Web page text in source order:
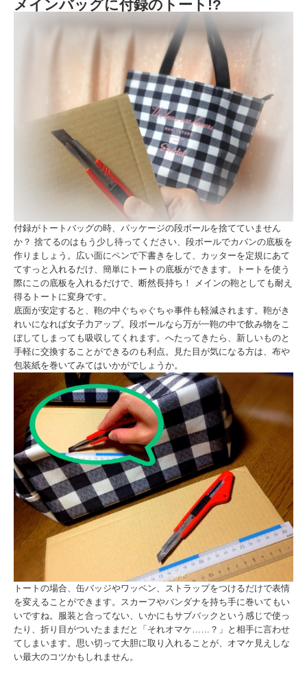
メインバッグに付録のトート!?
付録がトートバッグの時、パッケージの段ボールを捨てていません
か？ 捨てるのはもう少し待ってください、段ボールでカバンの底板を
作りましょう。広い面にペンで下書きをして、カッターを定規にあて
てすっと入れるだけ、簡単にトートの底板ができます。トートを使う
際にこの底板を入れるだけで、断然長持ち！ メインの鞄としても耐え
得るトートに変身です。
底面が安定すると、鞄の中ぐちゃぐちゃ事件も軽減されます。鞄がき
れいになれば女子力アップ。段ボールなら万が一鞄の中で飲み物をこ
ぼしてしまっても吸収してくれます。へたってきたら、新しいものと
手軽に交換することができるのも利点。見た目が気になる方は、布や
包装紙を巻いてみてはいかがでしょうか。
トートの場合、缶バッジやワッペン、ストラップをつけるだけで表情
を変えることができます。スカーフやバンダナを持ち手に巻いてもい
いですね。服装と合ってない、いかにもサブバックという感じで使っ
たり、折り目がついたままだと「それオマケ……？」と相手に言わせ
てしまいます。思い切って大胆に取り入れることが、オマケ見えしな
い最大のコツかもしれません。